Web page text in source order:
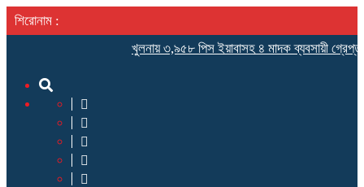
শিরোনাম :
খুলনায় ৩,৯৫৮ পিস ইয়াবাসহ ৪ মাদক ব্যবসায়ী গ্রেপ্তার